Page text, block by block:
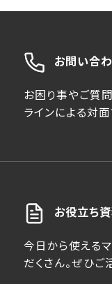
お問い合
お困り事やご質
ラインによる対
お役立ち
今日から使える
だくさん。ぜひご